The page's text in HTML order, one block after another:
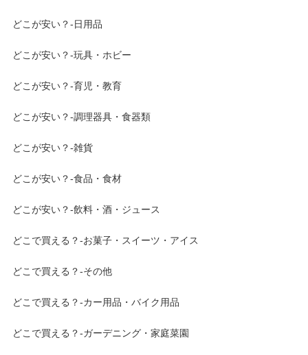
どこが安い？-日用品
どこが安い？-玩具・ホビー
どこが安い？-育児・教育
どこが安い？-調理器具・食器類
どこが安い？-雑貨
どこが安い？-食品・食材
どこが安い？-飲料・酒・ジュース
どこで買える？-お菓子・スイーツ・アイス
どこで買える？-その他
どこで買える？-カー用品・バイク用品
どこで買える？-ガーデニング・家庭菜園